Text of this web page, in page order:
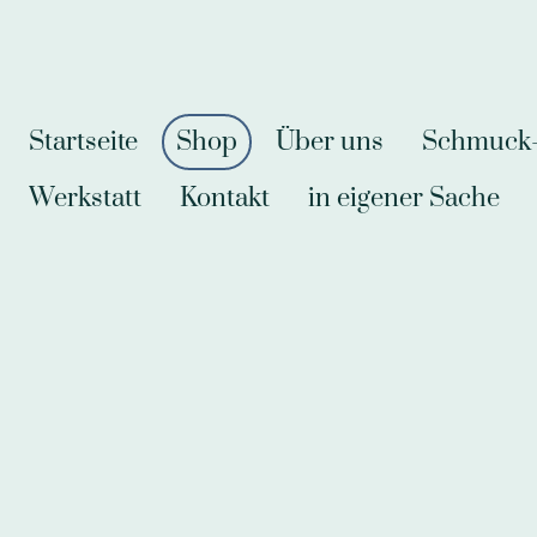
Startseite Shop Über uns
Werkstatt
Kontakt in eigener Sache